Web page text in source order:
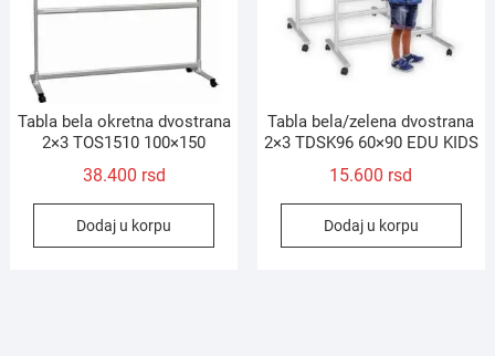
Tabla bela okretna dvostrana
2×3 TOS1510 100×150
38.400 rsd
Dodaj u korpu
Tabla bela/zelena dvostrana
2×3 TDSK96 60×90 EDU KIDS
15.600 rsd
Dodaj u korpu